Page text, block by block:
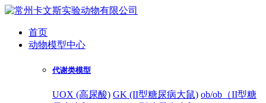
首页
动物模型中心
代谢类模型
UOX (高尿酸) GK (II型糖尿病大鼠) ob/ob（II型糖